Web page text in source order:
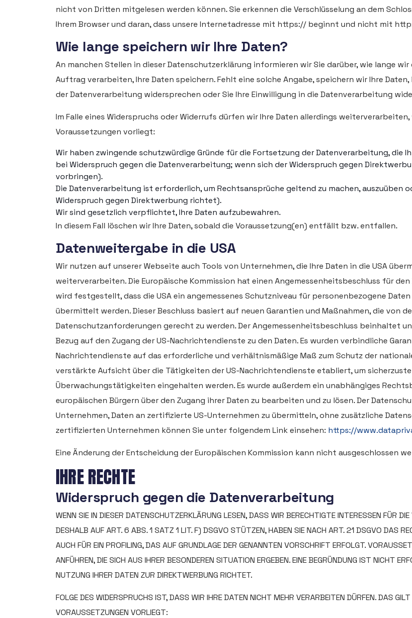
nicht von Dritten mitgelesen werden können. Sie erkennen die Verschlüsselung an dem
Ihrem Browser und daran, dass unsere Internetadresse mit https:// beginnt und nicht mit
Wie lange speichern wir Ihre Daten?
An manchen Stellen in dieser Datenschutzerklärung informieren wir Sie darüber, wie lange
Auftrag verarbeiten, Ihre Daten speichern. Fehlt eine solche Angabe, speichern wir Ihre
der Datenverarbeitung widersprechen oder Sie Ihre Einwilligung in die Datenverarbeitung
Im Falle eines Widerspruchs oder Widerrufs dürfen wir Ihre Daten allerdings
Voraussetzungen vorliegt:
Wir haben zwingende schutzwürdige Gründe für die Fortsetzung der Datenverarbeitung, die
bei Widerspruch gegen die Datenverarbeitung; wenn sich der Widerspruch gegen
vorbringen).
Die Datenverarbeitung ist erforderlich, um Rechtsansprüche geltend zu machen, auszuüben
Widerspruch gegen Direktwerbung richtet).
Wir sind gesetzlich verpflichtet, Ihre Daten aufzubewahren.
In diesem Fall löschen wir Ihre Daten, sobald die Voraussetzung(en) entfällt bzw. entfallen.
Datenweitergabe in die USA
Wir nutzen auf unserer Webseite auch Tools von Unternehmen, die Ihre Daten in die USA
weiterverarbeiten. Die Europäische Kommission hat einen Angemessenheitsbeschluss für
wird festgestellt, dass die USA ein angemessenes Schutzniveau für personenbezogene
übermittelt werden. Dieser Beschluss basiert auf neuen Garantien und Maßnahmen, die von
Datenschutzanforderungen gerecht zu werden. Der Angemessenheitsbeschluss beinhaltet
Bezug auf den Zugang der US-Nachrichtendienste zu den Daten. Es wurden verbindliche
Nachrichtendienste auf das erforderliche und verhältnismäßige Maß zum Schutz der
verstärkte Aufsicht über die Tätigkeiten der US-Nachrichtendienste etabliert, um
Überwachungstätigkeiten eingehalten werden. Es wurde außerdem ein unabhängiges
europäischen Bürgern über den Zugang ihrer Daten zu bearbeiten und zu lösen. Der
Unternehmen, Daten an zertifizierte US-Unternehmen zu übermitteln, ohne zusätzliche
zertifizierten Unternehmen können Sie unter folgendem Link einsehen: https://
Eine Änderung der Entscheidung der Europäischen Kommission kann nicht ausgeschlossen
IHRE RECHTE
Widerspruch gegen die Datenverarbeitung
WENN SIE IN DIESER DATENSCHUTZERKLÄRUNG LESEN, DASS WIR BERECHTIGTE INTERESSEN FÜR
DESHALB AUF ART. 6 ABS. 1 SATZ 1 LIT. F) DSGVO STÜTZEN, HABEN SIE NACH ART. 21 DSGVO DAS
AUCH FÜR EIN PROFILING, DAS AUF GRUNDLAGE DER GENANNTEN VORSCHRIFT ERFOLGT.
ANFÜHREN, DIE SICH AUS IHRER BESONDEREN SITUATION ERGEBEN. EINE BEGRÜNDUNG IST NICHT
NUTZUNG IHRER DATEN ZUR DIREKTWERBUNG RICHTET.
FOLGE DES WIDERSPRUCHS IST, DASS WIR IHRE DATEN NICHT MEHR VERARBEITEN DÜRFEN. DAS
VORAUSSETZUNGEN VORLIEGT: